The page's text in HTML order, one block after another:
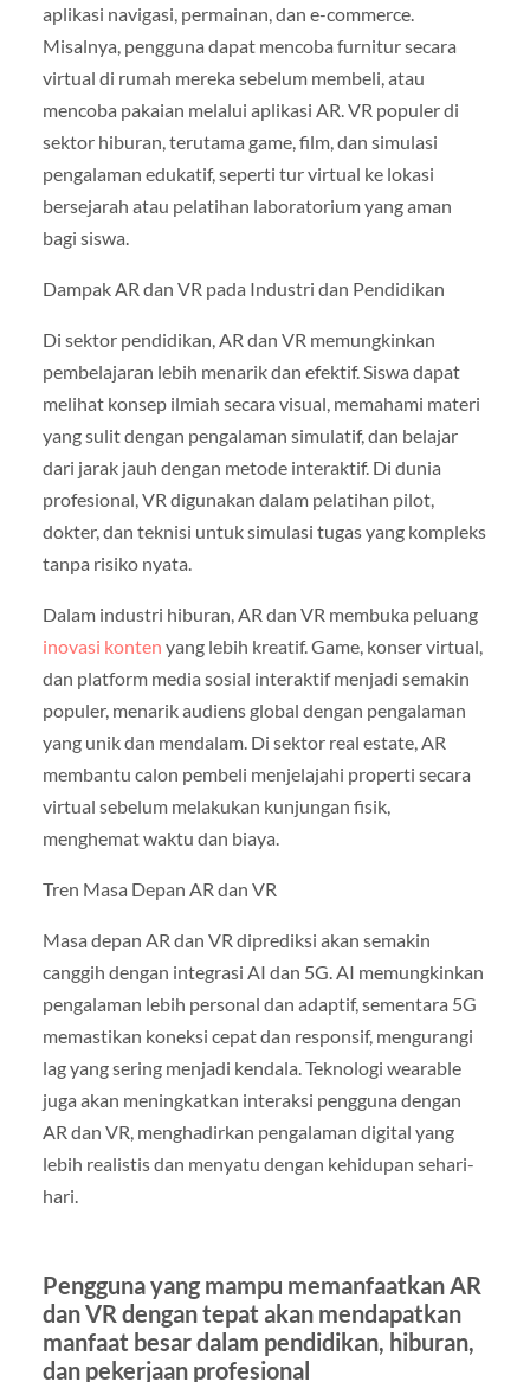
aplikasi navigasi, permainan, dan e-commerce.
Misalnya, pengguna dapat mencoba furnitur secara
virtual di rumah mereka sebelum membeli, atau
mencoba pakaian melalui aplikasi AR. VR populer di
sektor hiburan, terutama game, film, dan simulasi
pengalaman edukatif, seperti tur virtual ke lokasi
bersejarah atau pelatihan laboratorium yang aman
bagi siswa.
Dampak AR dan VR pada Industri dan Pendidikan
Di sektor pendidikan, AR dan VR memungkinkan
pembelajaran lebih menarik dan efektif. Siswa dapat
melihat konsep ilmiah secara visual, memahami materi
yang sulit dengan pengalaman simulatif, dan belajar
dari jarak jauh dengan metode interaktif. Di dunia
profesional, VR digunakan dalam pelatihan pilot,
dokter, dan teknisi untuk simulasi tugas yang kompleks
tanpa risiko nyata.
Dalam industri hiburan, AR dan VR membuka peluang
inovasi konten yang lebih kreatif. Game, konser virtual,
dan platform media sosial interaktif menjadi semakin
populer, menarik audiens global dengan pengalaman
yang unik dan mendalam. Di sektor real estate, AR
membantu calon pembeli menjelajahi properti secara
virtual sebelum melakukan kunjungan fisik,
menghemat waktu dan biaya.
Tren Masa Depan AR dan VR
Masa depan AR dan VR diprediksi akan semakin
canggih dengan integrasi AI dan 5G. AI memungkinkan
pengalaman lebih personal dan adaptif, sementara 5G
memastikan koneksi cepat dan responsif, mengurangi
lag yang sering menjadi kendala. Teknologi wearable
juga akan meningkatkan interaksi pengguna dengan
AR dan VR, menghadirkan pengalaman digital yang
lebih realistis dan menyatu dengan kehidupan sehari-
hari.
Pengguna yang mampu memanfaatkan AR
dan VR dengan tepat akan mendapatkan
manfaat besar dalam pendidikan, hiburan,
dan pekerjaan profesional